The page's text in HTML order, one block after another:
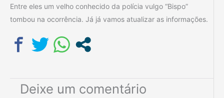
Entre eles um velho conhecido da polícia vulgo “Bispo”
tombou na ocorrência. Já já vamos atualizar as informações.
Deixe um comentário